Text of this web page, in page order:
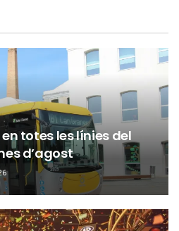
totes les línies del
d’agost